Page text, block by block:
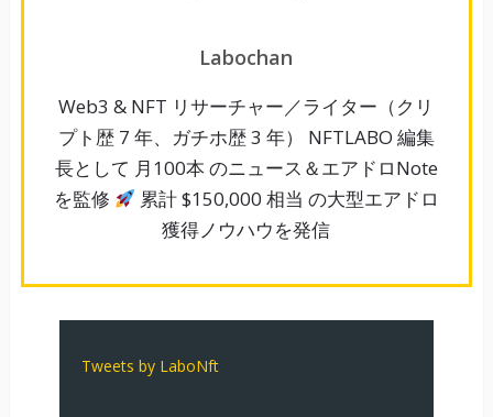
Labochan
Web3 & NFT リサーチャー／ライター（クリ
プト歴 7 年、ガチホ歴 3 年） NFTLABO 編集
長として 月100本 のニュース＆エアドロNote
を監修
累計 $150,000 相当 の大型エアドロ
獲得ノウハウを発信
Tweets by LaboNft